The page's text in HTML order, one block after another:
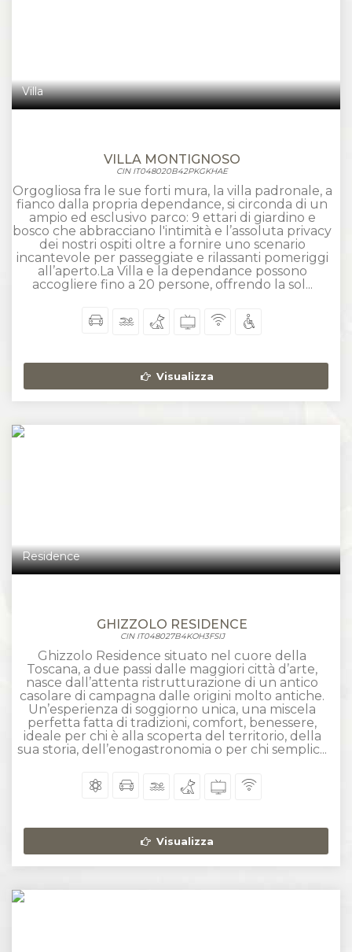
Villa
VILLA MONTIGNOSO
CIN IT048020B42PKGKHAE
Orgogliosa fra le sue forti mura, la villa padronale, a
fianco dalla propria dependance, si circonda di un
ampio ed esclusivo parco: 9 ettari di giardino e
bosco che abbracciano l'intimità e l’assoluta privacy
dei nostri ospiti oltre a fornire uno scenario
incantevole per passeggiate e rilassanti pomeriggi
all’aperto.La Villa e la dependance possono
accogliere fino a 20 persone, offrendo la sol...
Visualizza
Residence
GHIZZOLO RESIDENCE
CIN IT048027B4KOH3FSIJ
Ghizzolo Residence situato nel cuore della
Toscana, a due passi dalle maggiori città d’arte,
nasce dall’attenta ristrutturazione di un antico
casolare di campagna dalle origini molto antiche.
Un’esperienza di soggiorno unica, una miscela
perfetta fatta di tradizioni, comfort, benessere,
ideale per chi è alla scoperta del territorio, della
sua storia, dell’enogastronomia o per chi semplic...
Visualizza